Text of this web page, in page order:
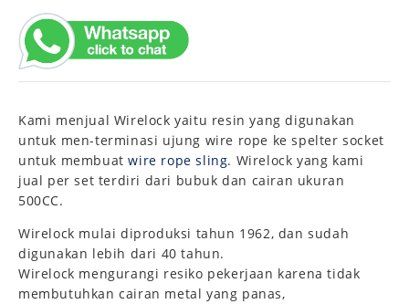
Kami menjual Wirelock yaitu resin yang digunakan
untuk men-terminasi ujung wire rope ke spelter socket
untuk membuatwire rope sling. Wirelock yang kami
jual per set terdiri dari bubuk dan cairan ukuran
500CC.
Wirelock mulai diproduksi tahun 1962, dan sudah
digunakan lebih dari 40 tahun.
Wirelock mengurangi resiko pekerjaan karena tidak
membutuhkan cairan metal yang panas,